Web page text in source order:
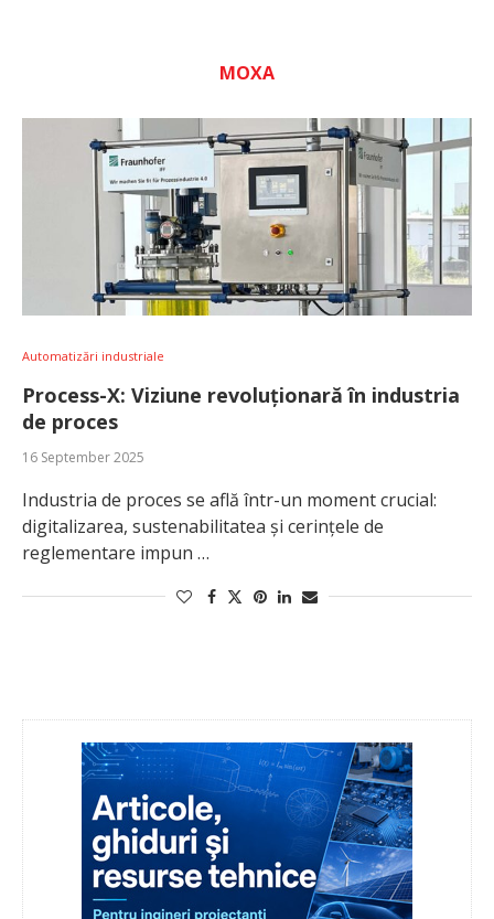
MOXA
Automatizări industriale
Process-X: Viziune revoluționară în industria
de proces
16 September 2025
Industria de proces se află într-un moment crucial:
digitalizarea, sustenabilitatea și cerințele de
reglementare impun …